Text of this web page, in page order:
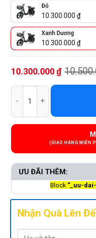
Đỏ
10.300.000 ₫
Xanh Dương
10.300.000 ₫
10.300.000₫
Xe Đạp Điện 16 Inch Action
ƯU ĐÃI THÊM:
Block "_uu-
Nhận Quà Lên